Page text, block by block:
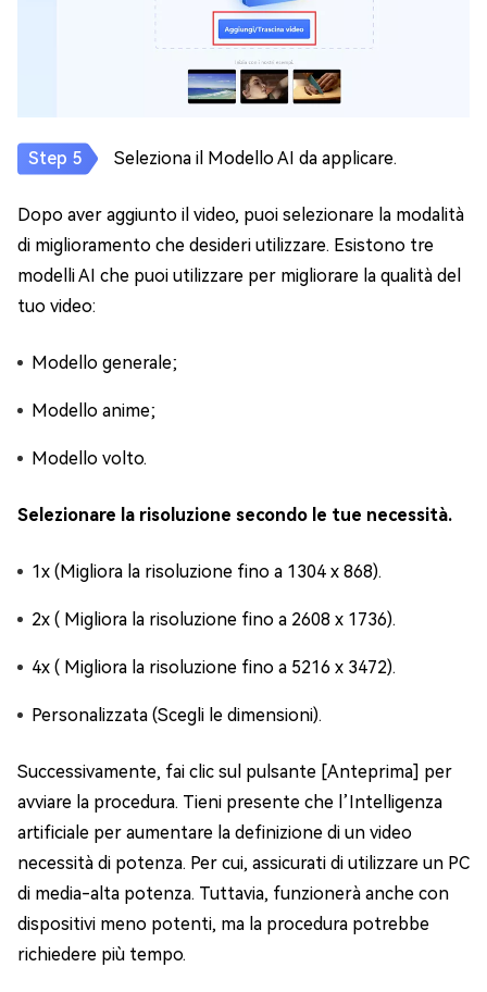
Seleziona il Modello AI da applicare.
Dopo aver aggiunto il video, puoi selezionare la modalità
di miglioramento che desideri utilizzare. Esistono tre
modelli AI che puoi utilizzare per migliorare la qualità del
tuo video:
Modello generale;
Modello anime;
Modello volto.
Selezionare la risoluzione secondo le tue necessità.
1x (Migliora la risoluzione fino a 1304 x 868).
2x ( Migliora la risoluzione fino a 2608 x 1736).
4x ( Migliora la risoluzione fino a 5216 x 3472).
Personalizzata (Scegli le dimensioni).
Successivamente, fai clic sul pulsante [Anteprima] per
avviare la procedura. Tieni presente che l’Intelligenza
artificiale per aumentare la definizione di un video
necessità di potenza. Per cui, assicurati di utilizzare un PC
di media-alta potenza. Tuttavia, funzionerà anche con
dispositivi meno potenti, ma la procedura potrebbe
richiedere più tempo.